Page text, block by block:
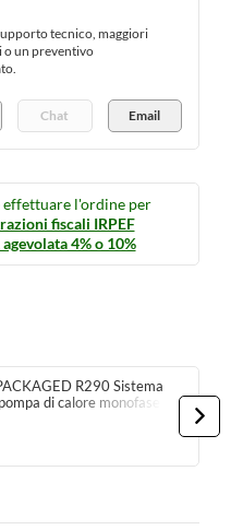
tecnico, maggiori
un preventivo
Chat Email
effettuare l'ordine per
fiscali IRPEF
agevolata 4% o 10%
R290 Sistema
di calore monofase
PUZ-